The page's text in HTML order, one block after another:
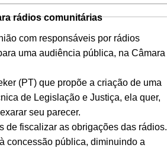
rádios comunitárias
com responsáveis por rádios
uma audiência pública, na Câmara
(PT) que propõe a criação de uma
de Legislação e Justiça, ela quer,
seu parecer.
fiscalizar as obrigações das rádios.
concessão pública, diminuindo a